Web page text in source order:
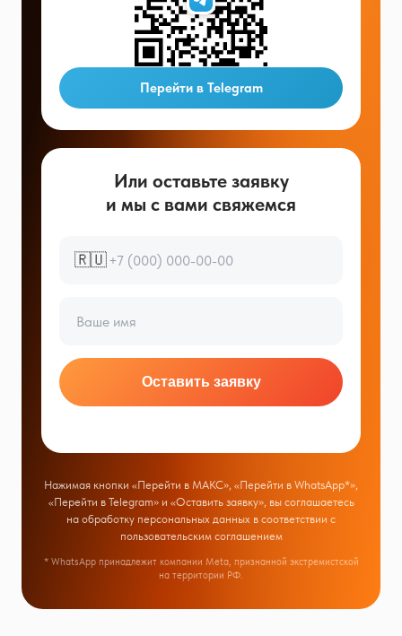
Перейти в Telegram
Или оставьте заявку
и мы с вами свяжемся
🇷🇺
Оставить заявку
Нажимая кнопки «Перейти в МАКС», «Перейти в WhatsApp*»,
«Перейти в Telegram» и «Оставить заявку», вы соглашаетесь
на обработку персональных данных в соответствии с
пользовательским соглашением
* WhatsApp принадлежит компании Meta, признанной экстремистской
на территории РФ.